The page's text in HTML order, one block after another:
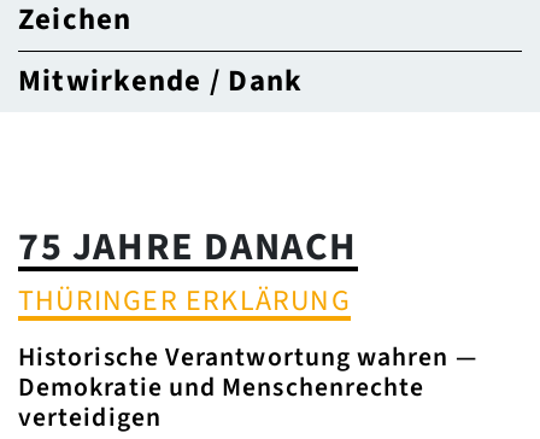
Zeichen
Mitwirkende / Dank
75 JAHRE DANACH
THÜRINGER ERKLÄRUNG
Historische Verantwortung wahren —
Demokratie und Menschenrechte
verteidigen